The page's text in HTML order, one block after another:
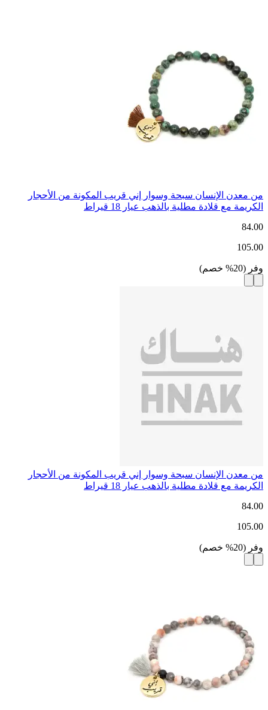
من معدن الإنسان سبحة وسوار إني قريب المكونة من الأحجار
الكريمة مع قلادة مطلية بالذهب عيار 18 قيراط
84.00
105.00
وفر (
20
% خصم)
من معدن الإنسان سبحة وسوار إني قريب المكونة من الأحجار
الكريمة مع قلادة مطلية بالذهب عيار 18 قيراط
84.00
105.00
وفر (
20
% خصم)